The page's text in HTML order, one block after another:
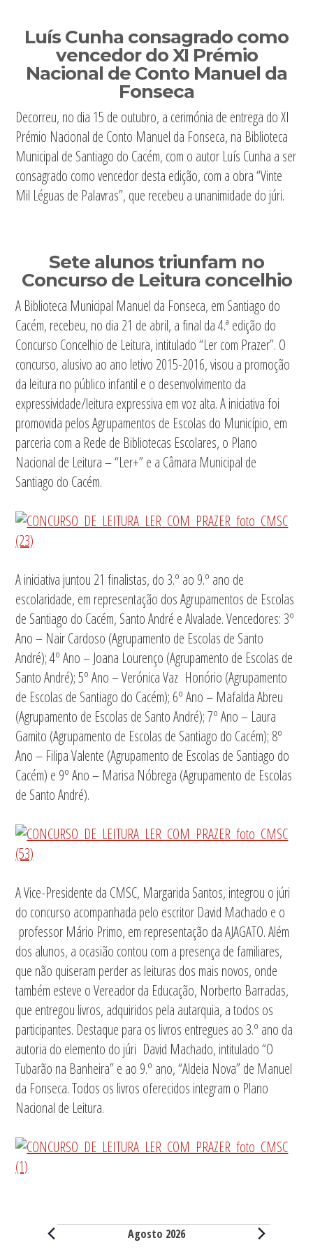
Luís Cunha consagrado como
vencedor do XI Prémio
Nacional de Conto Manuel da
Fonseca
Decorreu, no dia 15 de outubro, a cerimónia de entrega do XI
Prémio Nacional de Conto Manuel da Fonseca, na Biblioteca
Municipal de Santiago do Cacém, com o autor Luís Cunha a ser
consagrado como vencedor desta edição, com a obra “Vinte
Mil Léguas de Palavras”, que recebeu a unanimidade do júri.
Sete alunos triunfam no
Concurso de Leitura concelhio
A Biblioteca Municipal Manuel da Fonseca, em Santiago do
Cacém, recebeu, no dia 21 de abril, a final da 4.ª edição do
Concurso Concelhio de Leitura, intitulado “Ler com Prazer”. O
concurso, alusivo ao ano letivo 2015-2016, visou a promoção
da leitura no público infantil e o desenvolvimento da
expressividade/leitura expressiva em voz alta. A iniciativa foi
promovida pelos Agrupamentos de Escolas do Município, em
parceria com a Rede de Bibliotecas Escolares, o Plano
Nacional de Leitura – “Ler+” e a Câmara Municipal de
Santiago do Cacém.
A iniciativa juntou 21 finalistas, do 3.º ao 9.º ano de
escolaridade, em representação dos Agrupamentos de Escolas
de Santiago do Cacém, Santo André e Alvalade. Vencedores: 3º
Ano – Nair Cardoso (Agrupamento de Escolas de Santo
André); 4º Ano – Joana Lourenço (Agrupamento de Escolas de
Santo André); 5º Ano – Verónica Vaz Honório (Agrupamento
de Escolas de Santiago do Cacém); 6º Ano – Mafalda Abreu
(Agrupamento de Escolas de Santo André); 7º Ano – Laura
Gamito (Agrupamento de Escolas de Santiago do Cacém); 8º
Ano – Filipa Valente (Agrupamento de Escolas de Santiago do
Cacém) e 9º Ano – Marisa Nóbrega (Agrupamento de Escolas
de Santo André).
A Vice-Presidente da CMSC, Margarida Santos, integrou o júri
do concurso acompanhada pelo escritor David Machado e o
professor Mário Primo, em representação da AJAGATO. Além
dos alunos, a ocasião contou com a presença de familiares,
que não quiseram perder as leituras dos mais novos, onde
também esteve o Vereador da Educação, Norberto Barradas,
que entregou livros, adquiridos pela autarquia, a todos os
participantes. Destaque para os livros entregues ao 3.º ano da
autoria do elemento do júri David Machado, intitulado “O
Tubarão na Banheira” e ao 9.º ano, “Aldeia Nova” de Manuel
da Fonseca. Todos os livros oferecidos integram o Plano
Nacional de Leitura.
Sidebar
primária
Eventos Agosto 2026